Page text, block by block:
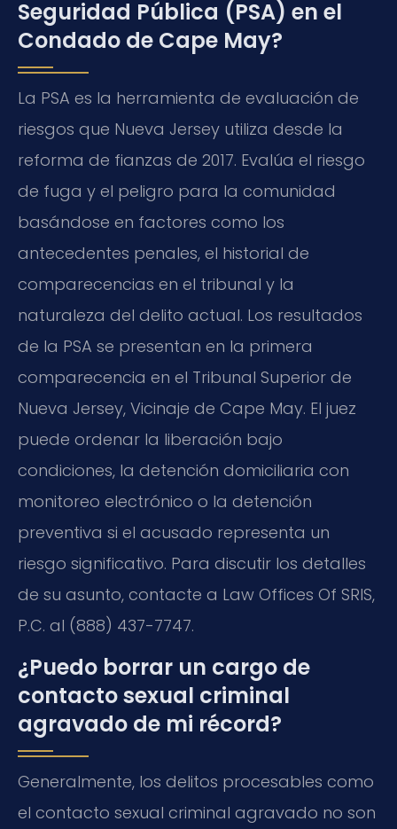
Seguridad Pública (PSA) en el
Condado de Cape May?
La PSA es la herramienta de evaluación de
riesgos que Nueva Jersey utiliza desde la
reforma de fianzas de 2017. Evalúa el riesgo
de fuga y el peligro para la comunidad
basándose en factores como los
antecedentes penales, el historial de
comparecencias en el tribunal y la
naturaleza del delito actual. Los resultados
de la PSA se presentan en la primera
comparecencia en el Tribunal Superior de
Nueva Jersey, Vicinaje de Cape May. El juez
puede ordenar la liberación bajo
condiciones, la detención domiciliaria con
monitoreo electrónico o la detención
preventiva si el acusado representa un
riesgo significativo. Para discutir los detalles
de su asunto, contacte a Law Offices Of SRIS,
P.C. al (888) 437-7747.
¿Puedo borrar un cargo de
contacto sexual criminal
agravado de mi récord?
Generalmente, los delitos procesables como
el contacto sexual criminal agravado no son